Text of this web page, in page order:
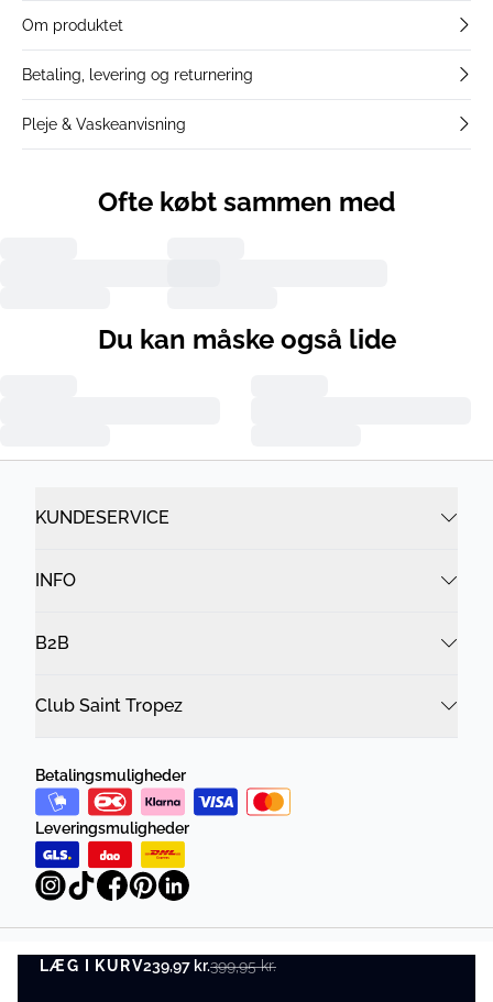
LÆG I KURV239,97 kr.399,95 kr.
LÆG I KURV
Om produktet
Betaling, levering og returnering
Pleje & Vaskeanvisning
Ofte købt sammen med
Du kan måske også lide
KUNDESERVICE
INFO
B2B
Club Saint Tropez
Betalingsmuligheder
Leveringsmuligheder
Privatlivspolitik Vilkår og betingelser